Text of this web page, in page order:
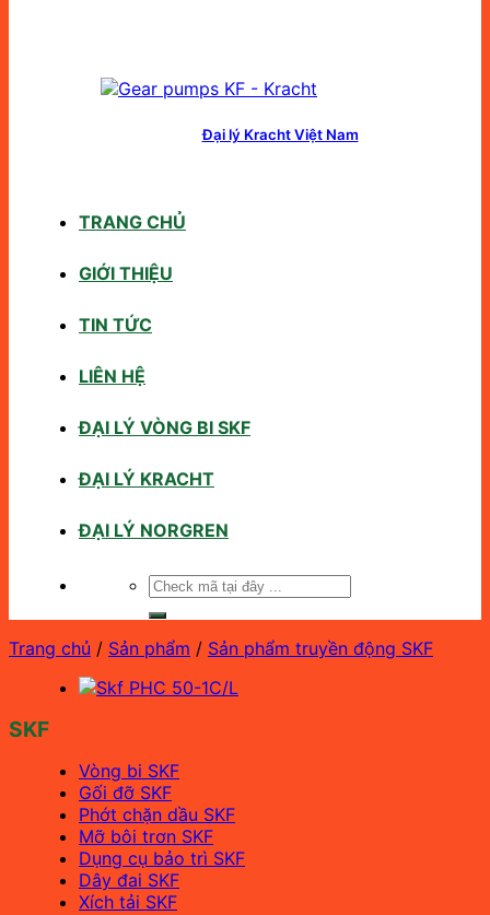
Đại lý Kracht Việt Nam
TRANG CHỦ
GIỚI THIỆU
TIN TỨC
LIÊN HỆ
ĐẠI LÝ VÒNG BI SKF
ĐẠI LÝ KRACHT
ĐẠI LÝ NORGREN
Tìm
Trang chủ / Sản phẩm / Sản phẩm truyền động SKF
SKF
Vòng bi SKF
Gối đỡ SKF
Phớt chặn dầu SKF
Mỡ bôi trơn SKF
Dụng cụ bảo trì SKF
Dây đai SKF
Xích tải SKF